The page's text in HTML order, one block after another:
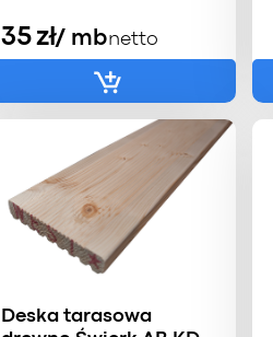
35zł/ mbnetto
Deska tarasowa